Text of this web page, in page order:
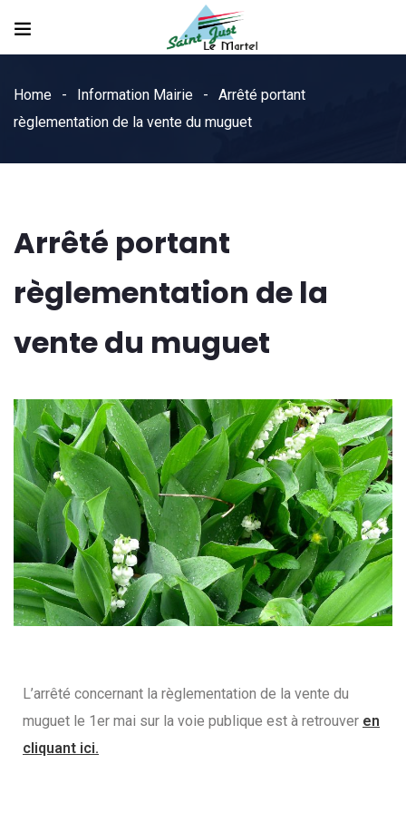
Home Information Mairie
Arrêté portant
règlementation de la vente du muguet
Arrêté portant
règlementation de la
vente du muguet
L’arrêté concernant la règlementation de la vente du
muguet le 1er mai sur la voie publique est à retrouver en
cliquant ici.